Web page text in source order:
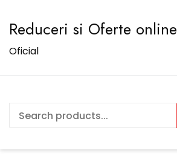
Reduceri si Oferte online
Oficial